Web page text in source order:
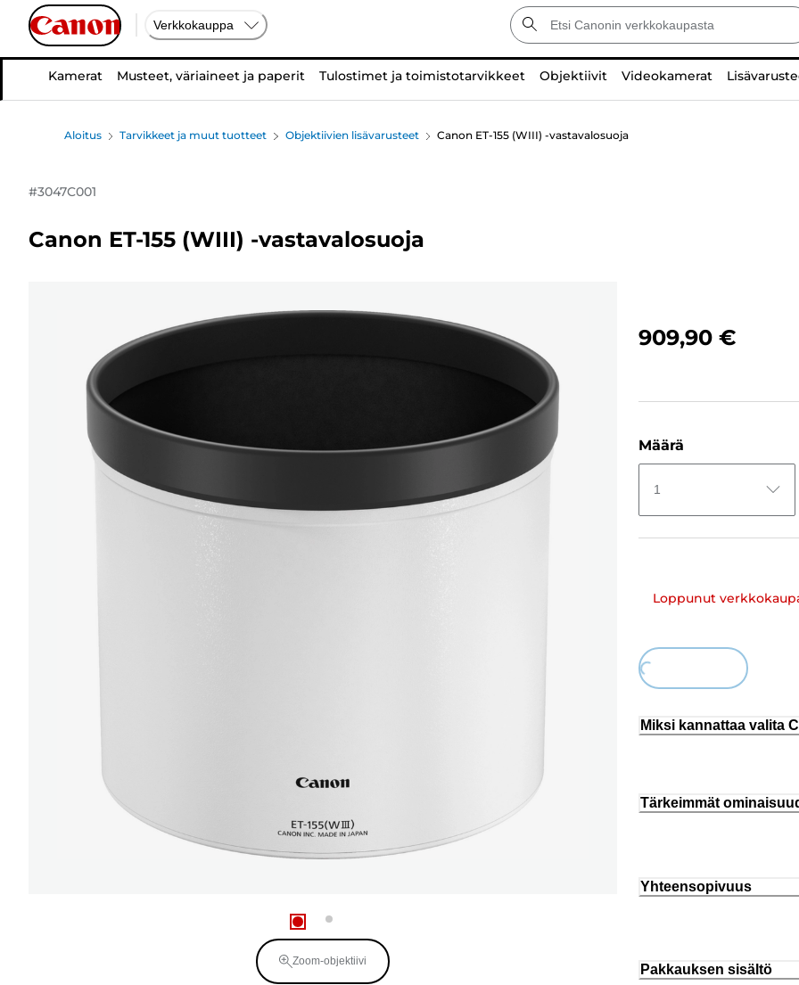
Verkkokauppa
Kamerat Musteet, väriaineet ja paperit Tulostimet ja toimistotarvikkeet Objektiivit Videokamerat
Aloitus Tarvikkeet ja muut tuotteet Objektiivien lisävarusteet Canon ET-155 (WIII) -vastavalosuoja
#3047C001
Canon ET-155 (WIII) -vastavalosuoja
Zoom-objektiivi
909,90 €
Määrä
1
Loppunut
Loading...
Miksi kannattaa valita
Tärkeimmät
Yhteensopivuus
Pakkauksen sisältö